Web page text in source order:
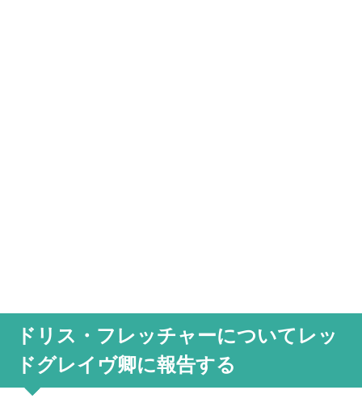
ドリス・フレッチャーについてレッ
ドグレイヴ卿に報告する